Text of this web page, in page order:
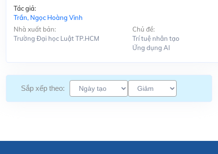
Tác giả:
Trần, Ngọc Hoàng Vinh
Nhà xuất bản:
Trường Đại học Luật TP.HCM
Chủ đề:
Trí tuệ nhân tạo
Ứng dụng Al
Sắp xếp theo: